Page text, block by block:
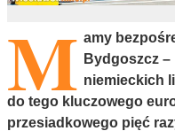
M amy
Bydgoszcz
niemieckich
do tego kluczowego
przesiadkowego pięć